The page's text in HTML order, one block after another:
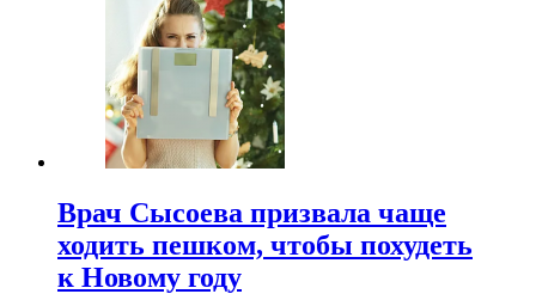
Врач Сысоева призвала чаще
ходить пешком, чтобы похудеть
к Новому году